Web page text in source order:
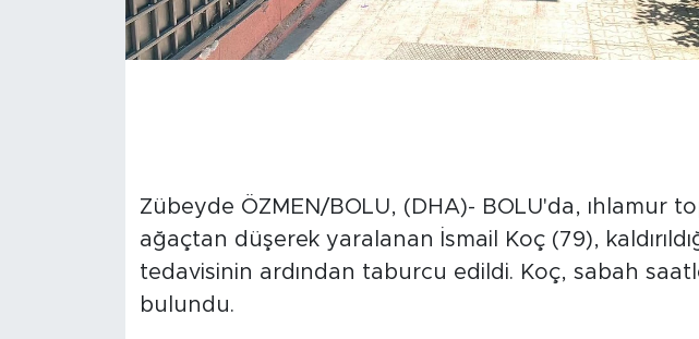
Zübeyde ÖZMEN/BOLU, (DHA)- BOLU'da, ıhlamur
ağaçtan düşerek yaralanan İsmail Koç (79),
tedavisinin ardından taburcu edildi. Koç, sabah
bulundu.